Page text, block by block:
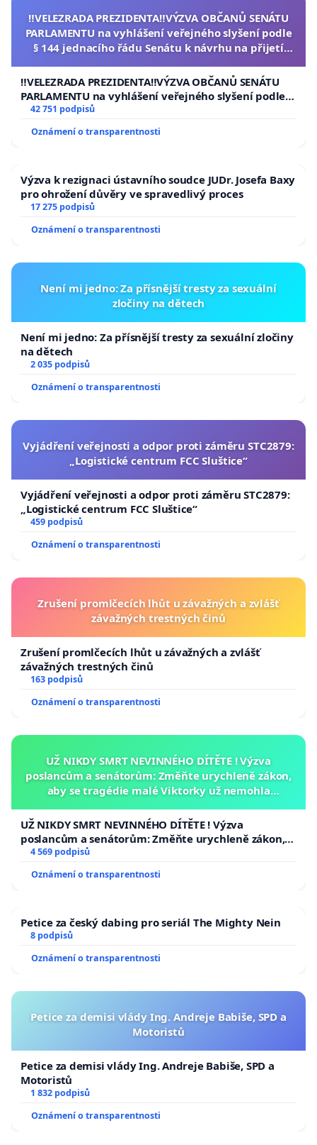
‼️VELEZRADA PREZIDENTA‼️VÝZVA OBČANŮ SENÁTU
PARLAMENTU na vyhlášení veřejného slyšení podle
§ 144 jednacího řádu Senátu k návrhu na přijetí
republiky
‼️VELEZRADA PREZIDENTA‼️VÝZVA OBČANŮ SENÁTU
PARLAMENTU na vyhlášení veřejného slyšení podle §
144 jednacího řádu Senátu k návrhu na přijetí
usnesení k podání ústavní žaloby na prezidenta
republiky
42 751 podpisů
Oznámení o transparentnosti
Výzva k rezignaci ústavního soudce JUDr. Josefa Baxy
pro ohrožení důvěry ve spravedlivý proces
17 275 podpisů
Oznámení o transparentnosti
Není mi jedno: Za přísnější tresty za sexuální
zločiny na dětech
Není mi jedno: Za přísnější tresty za sexuální zločiny
na dětech
2 035 podpisů
Oznámení o transparentnosti
Vyjádření veřejnosti a odpor proti záměru STC2879:
„Logistické centrum FCC Sluštice“
Vyjádření veřejnosti a odpor proti záměru STC2879:
„Logistické centrum FCC Sluštice“
459 podpisů
Oznámení o transparentnosti
Zrušení promlčecích lhůt u závažných a zvlášť
závažných trestných činů
Zrušení promlčecích lhůt u závažných a zvlášť
závažných trestných činů
163 podpisů
Oznámení o transparentnosti
UŽ NIKDY SMRT NEVINNÉHO DÍTĚTE ! Výzva
poslancům a senátorům: Změňte urychleně zákon,
aby se tragédie malé Viktorky už nemohla
UŽ NIKDY SMRT NEVINNÉHO DÍTĚTE ! Výzva
poslancům a senátorům: Změňte urychleně zákon,
aby se tragédie malé Viktorky už nemohla opakovat!
4 569 podpisů
Oznámení o transparentnosti
Petice za český dabing pro seriál The Mighty Nein
8 podpisů
Oznámení o transparentnosti
Petice za demisi vlády Ing. Andreje Babiše, SPD a
Motoristů
Petice za demisi vlády Ing. Andreje Babiše, SPD a
Motoristů
1 832 podpisů
Oznámení o transparentnosti